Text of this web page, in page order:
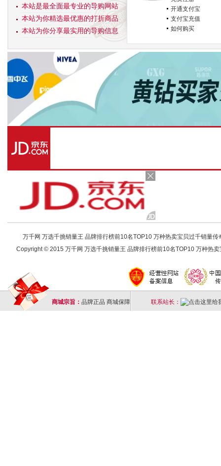
本站是最全面最专业的导购网站
本站为你精选最优惠的打折商品
本站为你分享最实用的导购信息
开通支付宝
支付宝充值
如何购买
万千网 万选千挑销量王 品牌排行榜前10名TOP10 万种热卖宝贝过千销量
Copyright © 2015 万千网 万选千挑销量王 品牌排行榜前10名TOP10 万种热
商城宗旨： 品牌正品 商城保障 联系站长：